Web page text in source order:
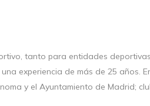
tanto para entidades
experiencia de más de 25 años.
y el Ayuntamiento de Madrid;